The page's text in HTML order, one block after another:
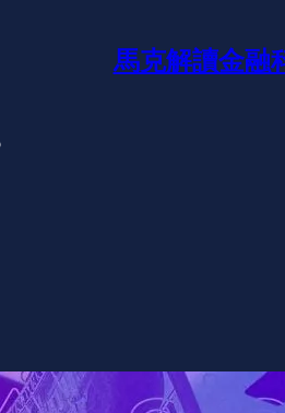
馬克解讀金融